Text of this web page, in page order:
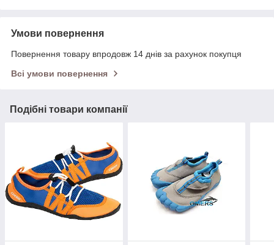
Умови повернення
Повернення товару впродовж 14 днів за рахунок покупця
Всі умови повернення
Подібні товари компанії